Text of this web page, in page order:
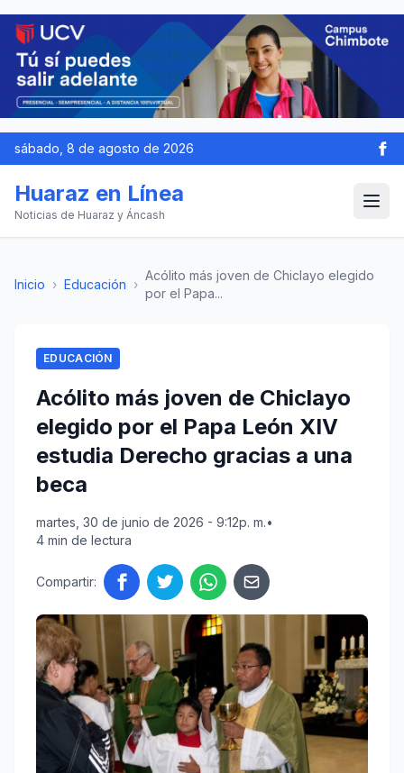
sábado, 8 de agosto de 2026
Huaraz en Línea
Noticias de Huaraz y Áncash
Inicio › Educación ›
Acólito más joven de Chiclayo elegido
por el Papa...
EDUCACIÓN
Acólito más joven de Chiclayo
elegido por el Papa León XIV
estudia Derecho gracias a una
beca
martes, 30 de junio de 2026 - 9:12p. m.•
4 min de lectura
Compartir: